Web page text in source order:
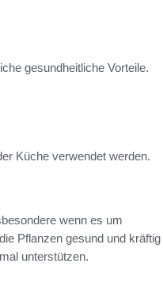
gesundheitliche Vorteile.
Küche verwendet werden.
wenn es um
Pflanzen gesund und kräftig
unterstützen.